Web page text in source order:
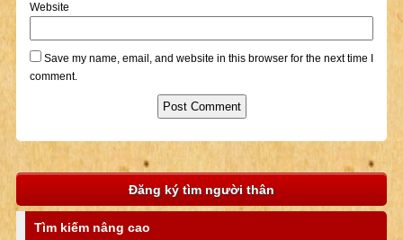
Website
Save my name, email, and website in this browser for the next time I
comment.
Đăng ký tìm người thân
Tìm kiếm nâng cao